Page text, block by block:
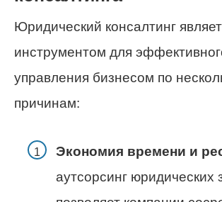
Юридический консалтинг
инструментом для
управления бизнесом по
причинам:
Экономия времени и
аутсорсинг юридических